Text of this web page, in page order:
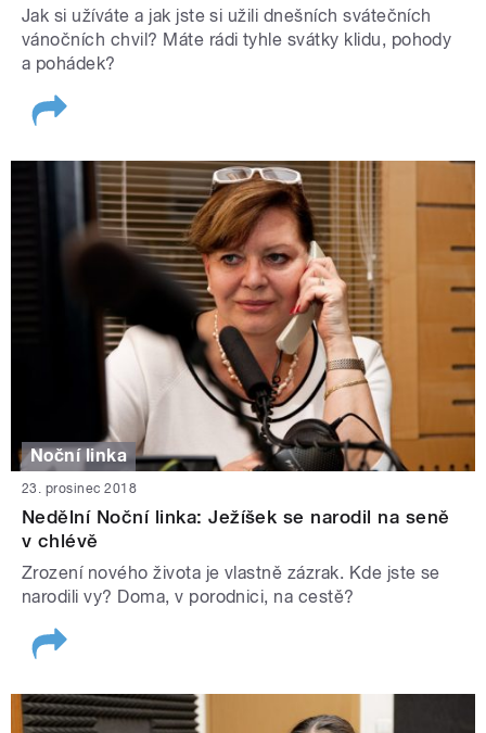
Jak si užíváte a jak jste si užili dnešních svátečních
vánočních chvil? Máte rádi tyhle svátky klidu, pohody
a pohádek?
Noční linka
23. prosinec 2018
Nedělní Noční linka: Ježíšek se narodil na seně
v chlévě
Zrození nového života je vlastně zázrak. Kde jste se
narodili vy? Doma, v porodnici, na cestě?